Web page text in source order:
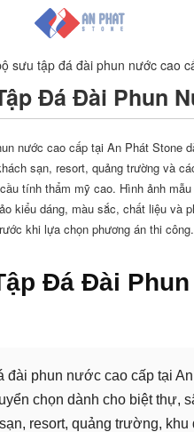
sưu tập đá đài phun nước cao
Đá Đài Phun
nước cao cấp tại An Phát Stone
sạn, resort, quảng trường và
tính thẩm mỹ cao. Hình ảnh
kiểu dáng, màu sắc, chất liệu và
khi lựa chọn phương án thi công.
Đá Đài
đài phun nước cao cấp tại
chọn dành cho biệt thự,
resort, quảng trường, khu